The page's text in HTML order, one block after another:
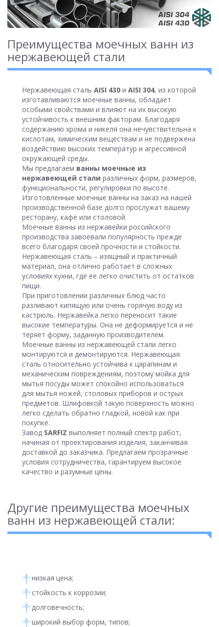
Преимущества моечных ванн из
нержавеющей стали
Нержавеющая сталь AISI 430 и AISI 304, из которой
изготавливаются моечные ванны, обладает
особыми свойствами и влияют на их высокую
устойчивость к внешним факторам. Благодаря
содержанию хрома и никеля она нечувствительна к
кислотам, химическим веществам и не подвержена
воздействию высоких температур и агрессивной
окружающей среды.
Мы предлагаем ванны моечные из
нержавеющей стали различных форм, размеров,
функциональности, регулировки по высоте.
Изготовленные моечные ванны на заказ на нашей
производственной базе долго прослужат вашему
ресторану, кафе или столовой.
Моечные ванны из нержавейки российского
производства завоевали популярность прежде
всего благодаря своей прочности и стойкости.
Нержавеющая сталь – изящный и практичный
материал, она отлично работает в сложных
условиях кухни, где ее легко очистить от остатков
пищи.
При приготовлении различных блюд часто
разливают кипящую или очень горячую воду из
кастрюль. Нержавейка легко переносит такие
высокие температуры. Она не деформируется и не
теряет форму, заданную производителем.
Моечные ванны из нержавеющей стали легко
монтируются и демонтируются. Нержавеющая
сталь относительно устойчива к царапинам и
механическим повреждениям, поэтому мойка для
мытья посуды может спокойно использоваться
для мытья ножей, столовых приборов и острых
предметов. Шлифовкой такую поверхность можно
легко сделать обратно гладкой, новой как при
покупке.
Завод SARFIZ выполняет полный спектр работ,
начиная от проектирования изделия, заканчивая
доставкой до заказчика. Предлагаем прозрачные
условия сотрудничества, гарантируем высокое
качество и разумные цены.
Другие преимущества моечных
ванн из нержавеющей стали:
низкая цена;
стойкость к коррозии;
долговечность;
широкий выбор форм, типов;